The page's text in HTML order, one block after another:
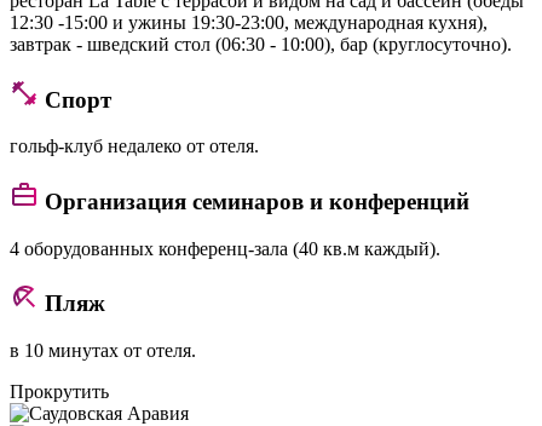
12:30 -15:00 и ужины 19:30-23:00, международная кухня),
завтрак - шведский стол (06:30 - 10:00), бар (круглосуточно).
Спорт
гольф-клуб недалеко от отеля.
Организация семинаров и конференций
4 оборудованных конференц-зала (40 кв.м каждый).
Пляж
в 10 минутах от отеля.
Прокрутить